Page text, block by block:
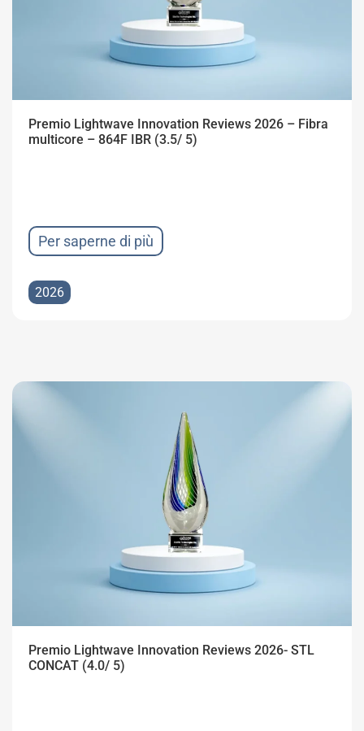
Premio Lightwave Innovation Reviews 2026 – Fibra
multicore – 864F IBR (3.5/ 5)
Per saperne di più
2026
Premio Lightwave Innovation Reviews 2026- STL
CONCAT (4.0/ 5)